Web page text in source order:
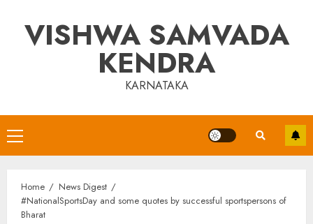
contentVISHWA SAMVADA
KENDRA
KARNATAKA
Primary
Menu
Home
News Digest
#NationalSportsDay and some quotes by successful sportspersons of
Bharat